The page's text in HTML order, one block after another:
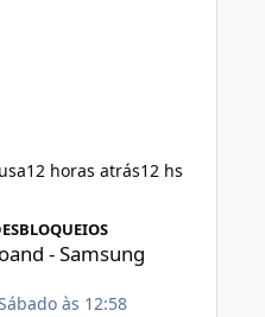
12 horas atrás12 hs
- Samsung
às 12:58